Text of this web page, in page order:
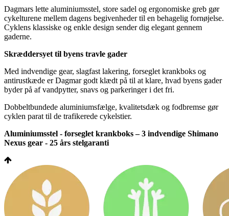
Dagmars lette aluminiumsstel, store sadel og ergonomiske greb gør
cykelturene mellem dagens begivenheder til en behagelig fornøjelse.
Cyklens klassiske og enkle design sender dig elegant gennem
gaderne.
Skræddersyet til byens travle gader
Med indvendige gear, slagfast lakering, forseglet krankboks og
antirustkæde er Dagmar godt klædt på til at klare, hvad byens gader
byder på af vandpytter, snavs og parkeringer i det fri.
Dobbeltbundede aluminiumsfælge, kvalitetsdæk og fodbremse gør
cyklen parat til de trafikerede cykelstier.
Aluminiumsstel - forseglet krankboks – 3 indvendige Shimano
Nexus gear - 25 års stelgaranti